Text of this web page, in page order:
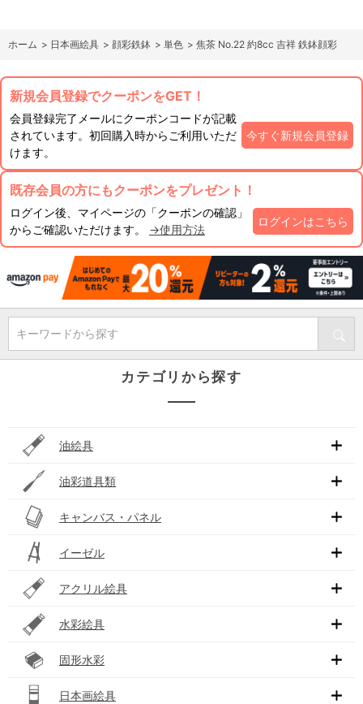
ホーム > 日本画絵具 > 顔彩鉄鉢 > 単色 > 焦茶 No.22 約8cc 吉祥 鉄鉢顔彩
新規会員登録でクーポンをGET！
会員登録完了メールにクーポンコードが記載
されています。初回購入時からご利用いただ
けます。
今すぐ新規会員登録
既存会員の方にもクーポンをプレゼント！
ログイン後、マイページの「クーポンの確認」
からご確認いただけます。 →使用方法
ログインはこちら
キーワードから探す
カテゴリから探す
油絵具
油彩道具類
キャンバス・パネル
イーゼル
アクリル絵具
水彩絵具
固形水彩
日本画絵具